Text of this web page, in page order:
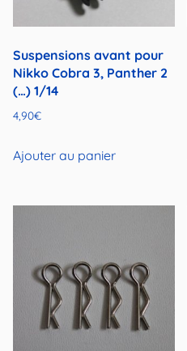
Suspensions avant pour
Nikko Cobra 3, Panther 2
(…) 1/14
4,90€
Ajouter au panier